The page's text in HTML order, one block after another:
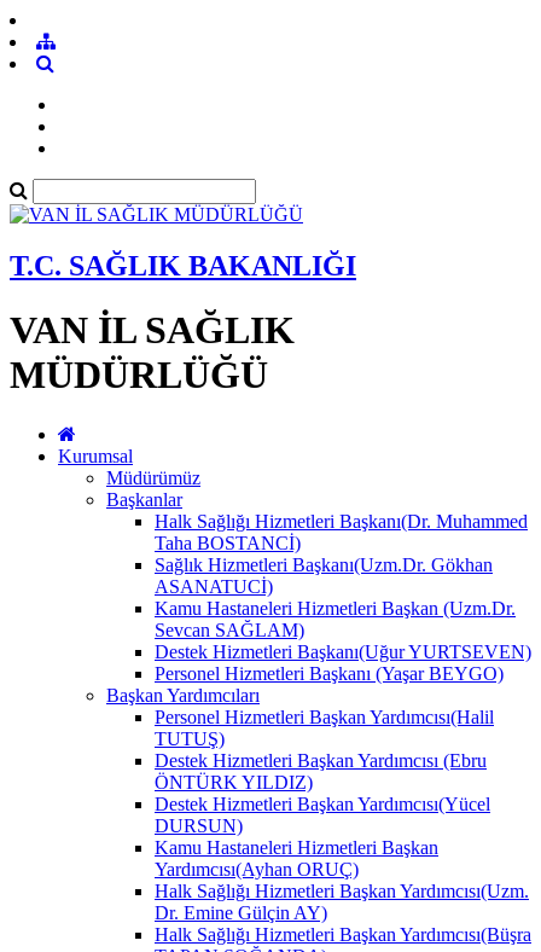
T.C. SAĞLIK BAKANLIĞI
VAN İL SAĞLIK
MÜDÜRLÜĞÜ
Kurumsal
Müdürümüz
Başkanlar
Halk Sağlığı Hizmetleri Başkanı(Dr. Muhammed
Taha BOSTANCİ)
Sağlık Hizmetleri Başkanı(Uzm.Dr. Gökhan
ASANATUCİ)
Kamu Hastaneleri Hizmetleri Başkan (Uzm.Dr.
Sevcan SAĞLAM)
Destek Hizmetleri Başkanı(Uğur YURTSEVEN)
Personel Hizmetleri Başkanı (Yaşar BEYGO)
Başkan Yardımcıları
Personel Hizmetleri Başkan Yardımcısı(Halil
TUTUŞ)
Destek Hizmetleri Başkan Yardımcısı (Ebru
ÖNTÜRK YILDIZ)
Destek Hizmetleri Başkan Yardımcısı(Yücel
DURSUN)
Kamu Hastaneleri Hizmetleri Başkan
Yardımcısı(Ayhan ORUÇ)
Halk Sağlığı Hizmetleri Başkan Yardımcısı(Uzm.
Dr. Emine Gülçin AY)
Halk Sağlığı Hizmetleri Başkan Yardımcısı(Büşra